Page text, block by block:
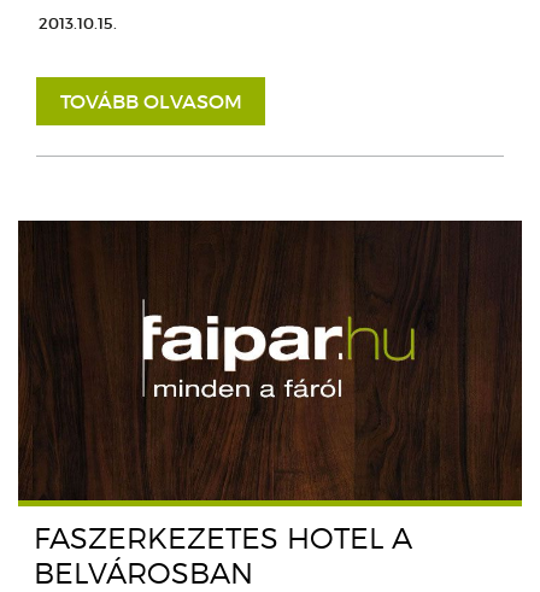
2013.10.15.
TOVÁBB OLVASOM
FASZERKEZETES HOTEL A
BELVÁROSBAN